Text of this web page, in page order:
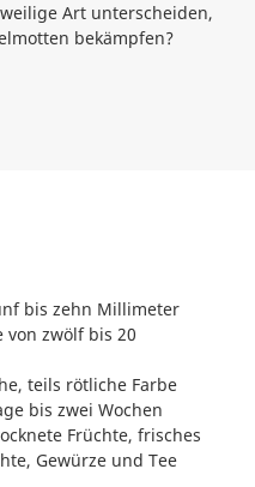
Art unterscheiden,
bekämpfen?
bis zehn Millimeter
zwölf bis 20
teils rötliche Farbe
bis zwei Wochen
Früchte, frisches
Gewürze und Tee